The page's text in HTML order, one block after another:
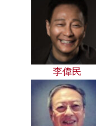
李偉民